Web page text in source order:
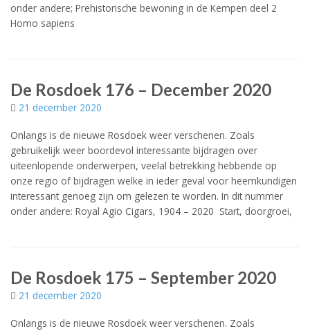
onder andere; Prehistorische bewoning in de Kempen deel 2
Homo sapiens
De Rosdoek 176 – December 2020
21 december 2020
Onlangs is de nieuwe Rosdoek weer verschenen. Zoals
gebruikelijk weer boordevol interessante bijdragen over
uiteenlopende onderwerpen, veelal betrekking hebbende op
onze regio of bijdragen welke in ieder geval voor heemkundigen
interessant genoeg zijn om gelezen te worden. In dit nummer
onder andere: Royal Agio Cigars, 1904 – 2020 Start, doorgroei,
De Rosdoek 175 – September 2020
21 december 2020
Onlangs is de nieuwe Rosdoek weer verschenen. Zoals